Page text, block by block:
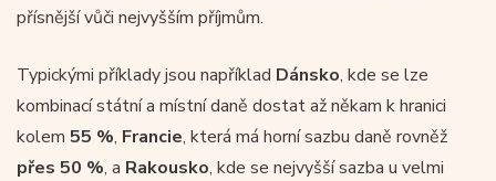
přísnější vůči nejvyšším příjmům.
Typickými příklady jsou například Dánsko, kde se lze
kombinací státní a místní daně dostat až někam k hranici
kolem 55 %, Francie, která má horní sazbu daně rovněž
přes 50 %, a Rakousko, kde se nejvyšší sazba u velmi